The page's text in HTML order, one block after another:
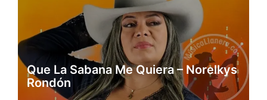
Que La Sabana Me Quiera – Norelkys
Rondón